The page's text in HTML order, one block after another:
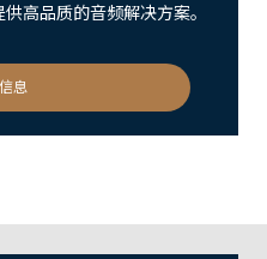
高品质的音频解决方案。
息